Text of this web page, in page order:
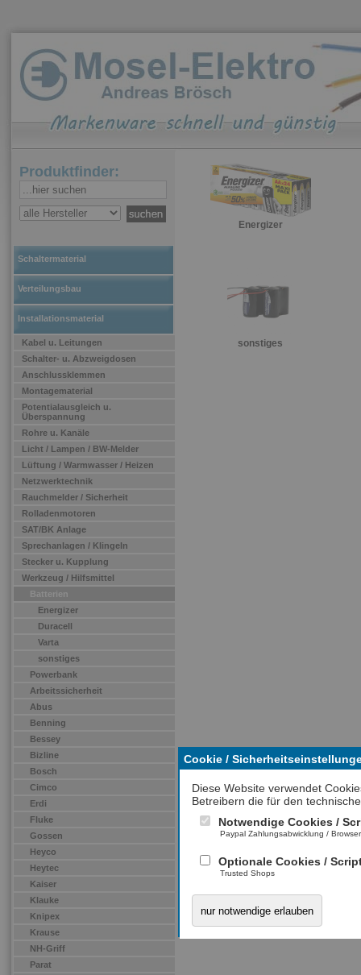
Cookie /
Diese Website verwendet
Betreibern die für den
Notwendige Cookies /
Paypal Zahlungsabwicklung /
Optionale Cookies /
Trusted Shops
nur notwendige erlauben
Produktfinder:
Schaltermaterial
Verteilungsbau
Installationsmaterial
Kabel u. Leitungen
Schalter- u. Abzweigdosen
Anschlussklemmen
Montagematerial
Potentialausgleich u.
Überspannung
Rohre u. Kanäle
Licht / Lampen / BW-Melder
Lüftung / Warmwasser / Heizen
Netzwerktechnik
Rauchmelder / Sicherheit
Rolladenmotoren
SAT/BK Anlage
Sprechanlagen / Klingeln
Stecker u. Kupplung
Werkzeug / Hilfsmittel
Batterien
Energizer
Duracell
Varta
sonstiges
Powerbank
Arbeitssicherheit
Abus
Benning
Bessey
Bizline
Bosch
Cimco
Erdi
Fluke
Gossen
Heyco
Heytec
Kaiser
Klauke
Knipex
Krause
NH-Griff
Parat
Energizer
sonstiges